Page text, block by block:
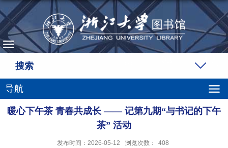
搜索
导航
暖心下午茶 青春共成长 —— 记第九期“与书记的下午
茶” 活动
发布时间：2026-05-12 浏览次数： 408